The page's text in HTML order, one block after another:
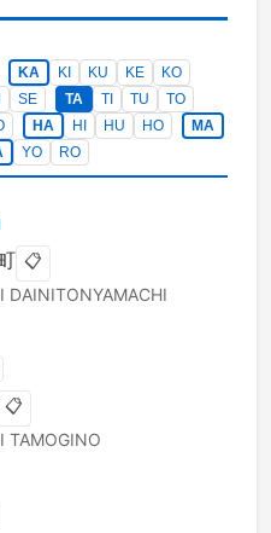
KA KI KU KE
KO
SE TA TI TU
TO
HA HI HU HO
MA
YO RO
📋
DAINITONYAMACHI
📋
TAMOGINO